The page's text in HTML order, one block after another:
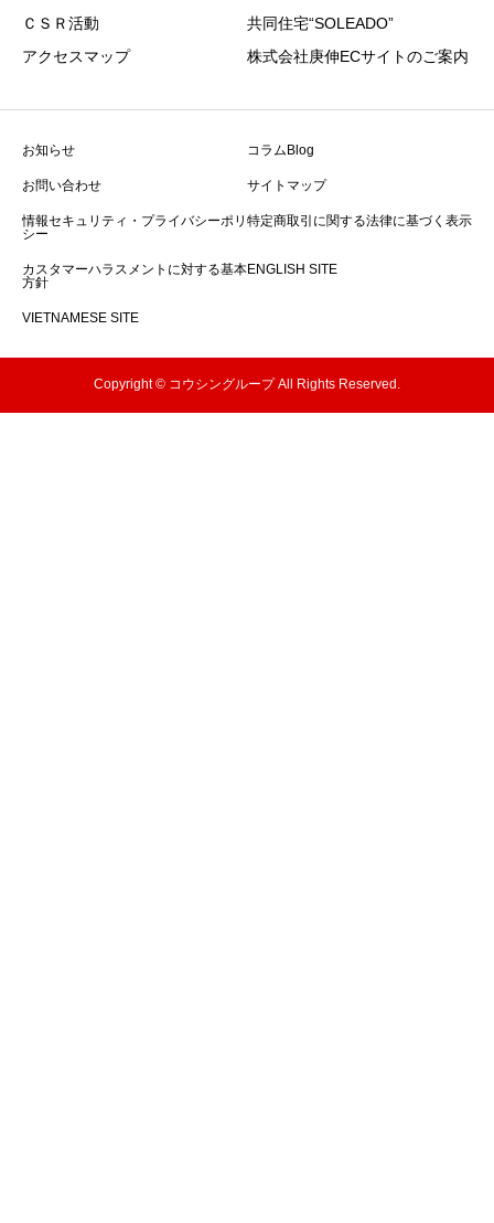
ＣＳＲ活動
アクセスマップ
共同住宅“SOLEADO”
株式会社庚伸ECサイトのご案内
お知らせ コラムBlog
お問い合わせ サイトマップ
情報セキュリティ・プライバシーポリ
シー
特定商取引に関する法律に基づく表示
カスタマーハラスメントに対する基本
方針
ENGLISH SITE
VIETNAMESE SITE
Copyright © コウシングループ All Rights Reserved.